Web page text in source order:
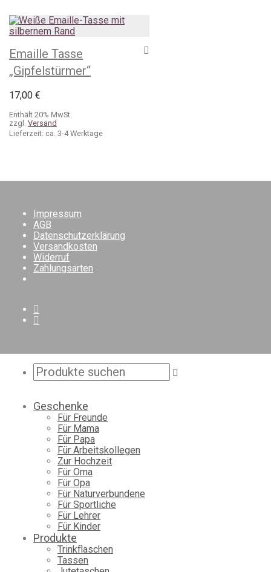
Emaille Tasse
„Gipfelstürmer“
17,00 €
Enthält 20% MwSt.
zzgl. Versand
Lieferzeit: ca. 3-4 Werktage
Impressum
AGB
Datenschutzerklärung
Versandkosten
Widerruf
Zahlungsarten
Geschenke
Für Freunde
Für Mama
Für Papa
Für Arbeitskollegen
Zur Hochzeit
Für Oma
Für Opa
Für Naturverbundene
Für Sportliche
Für Lehrer
Für Kinder
Produkte
Trinkflaschen
Tassen